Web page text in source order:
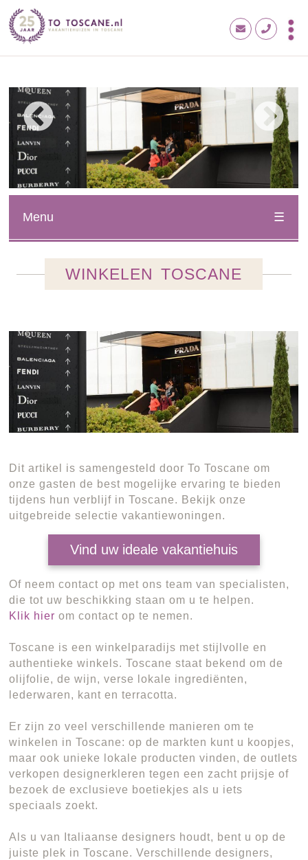
Menu
WINKELEN TOSCANE
Dit artikel is samengesteld door To Toscane om
onze gasten de best mogelijke ervaring te bieden
tijdens hun verblijf in Toscane. Bekijk onze
uitgebreide selectie vakantiewoningen.
Vind uw ideale vakantiehuis
Of neem contact op met ons team van specialisten,
die tot uw beschikking staan om u te helpen.
Klik hier om contact op te nemen.
Toscane is een winkelparadijs met stijlvolle en
authentieke winkels. Toscane staat bekend om de
olijfolie, de wijn, verse lokale ingrediënten,
lederwaren, kant en terracotta.
Er zijn zo veel verschillende manieren om te
winkelen in Toscane: op de markten kunt u koopjes,
maar ook unieke lokale producten vinden, de outlets
verkopen designerkleren tegen een zacht prijsje of
bezoek de exclusieve boetiekjes als u iets
speciaals zoekt.
Als u van Italiaanse designers houdt, bent u op de
juiste plek in Toscane. Verschillende designers,